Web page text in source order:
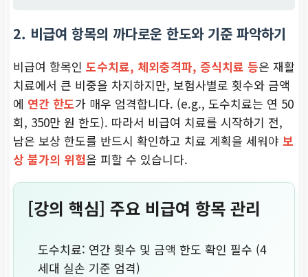
2. 비급여 항목의 까다로운 한도와 기준 파악하기
비급여 항목인 도수치료, 체외충격파, 증식치료 등은 재활
치료에서 큰 비중을 차지하지만, 보험사별로 횟수와 금액
에 연간 한도가 매우 엄격합니다. (e.g., 도수치료는 연 50
회, 350만 원 한도). 따라서 비급여 치료를 시작하기 전,
남은 보상 한도를 반드시 확인하고 치료 계획을 세워야 보
상 불가의 위험을 피할 수 있습니다.
[강의 핵심] 주요 비급여 항목 관리
도수치료: 연간 횟수 및 금액 한도 확인 필수 (4
세대 실손 기준 엄격)